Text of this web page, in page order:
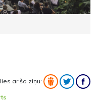
ar šo ziņu: